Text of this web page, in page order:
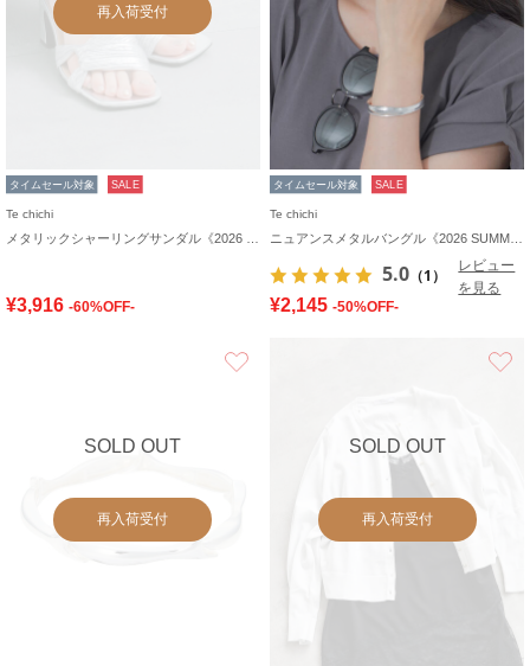
再入荷受付
タイムセール対象 SALE
Te chichi
¥3,916 -60%OFF-
タイムセール対象 SALE
Te chichi
5.0 （1）
レビュー
を見る
¥2,145 -50%OFF-
SOLD OUT
再入荷受付
SOLD OUT
再入荷受付